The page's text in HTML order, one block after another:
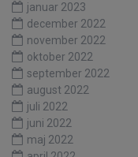
januar 2023
december 2022
november 2022
oktober 2022
september 2022
august 2022
juli 2022
juni 2022
maj 2022